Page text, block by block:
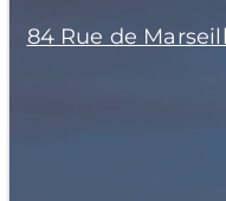
84 Rue de